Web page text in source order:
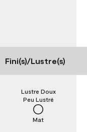
Fini(s)/Lustre(s)
Mat
Peu Lustré
Lustre Doux